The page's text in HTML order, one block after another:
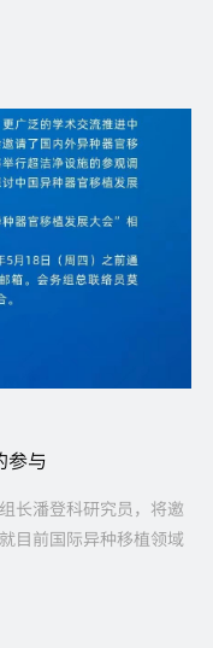
参与
长潘登科研究员，将邀
目前国际异种移植领域